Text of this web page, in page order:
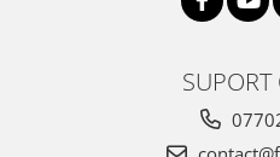
SUPORT